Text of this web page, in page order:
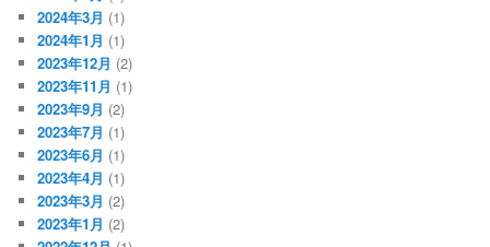
2024年3月 (1)
2024年1月 (1)
2023年12月 (2)
2023年11月 (1)
2023年9月 (2)
2023年7月 (1)
2023年6月 (1)
2023年4月 (1)
2023年3月 (2)
2023年1月 (2)